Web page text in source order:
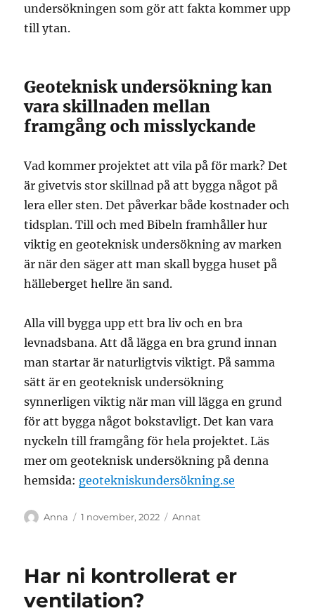
undersökningen som gör att fakta kommer upp
till ytan.
Geoteknisk undersökning kan
vara skillnaden mellan
framgång och misslyckande
Vad kommer projektet att vila på för mark? Det
är givetvis stor skillnad på att bygga något på
lera eller sten. Det påverkar både kostnader och
tidsplan. Till och med Bibeln framhåller hur
viktig en geoteknisk undersökning av marken
är när den säger att man skall bygga huset på
hälleberget hellre än sand.
Alla vill bygga upp ett bra liv och en bra
levnadsbana. Att då lägga en bra grund innan
man startar är naturligtvis viktigt. På samma
sätt är en geoteknisk undersökning
synnerligen viktig när man vill lägga en grund
för att bygga något bokstavligt. Det kan vara
nyckeln till framgång för hela projektet. Läs
mer om geoteknisk undersökning på denna
hemsida: geotekniskundersökning.se
Författare
Anna
Publicerat
1 november, 2022 Kategorier
Annat
Har ni kontrollerat er
ventilation?